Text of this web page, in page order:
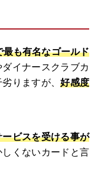
最も有名なゴールド
イナースクラブカ
りますが、好感度
ビスを受ける事が
くないカードと言